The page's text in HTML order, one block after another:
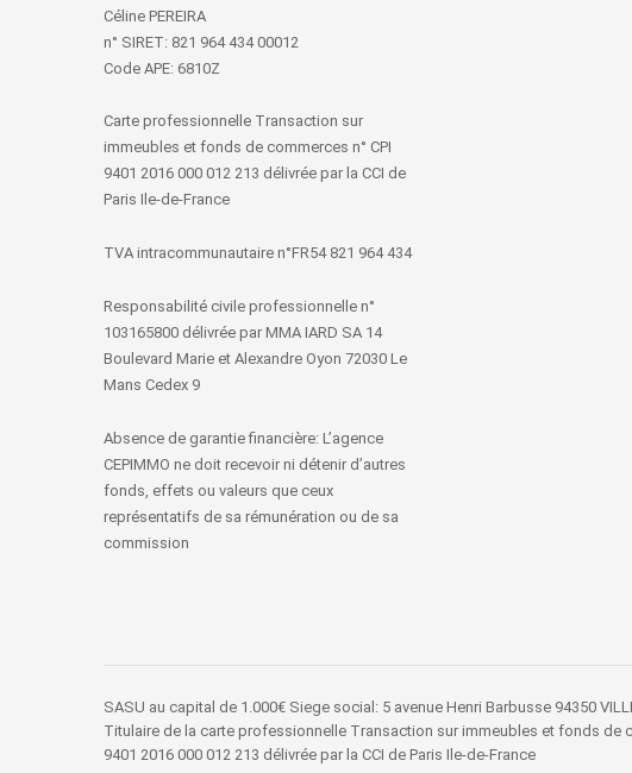
Céline PEREIRA
n° SIRET: 821 964 434 00012
Code APE: 6810Z
Carte professionnelle Transaction sur
immeubles et fonds de commerces n° CPI
9401 2016 000 012 213 délivrée par la CCI de
Paris Ile-de-France
TVA intracommunautaire n°FR54 821 964 434
Responsabilité civile professionnelle n°
103165800 délivrée par MMA IARD SA 14
Boulevard Marie et Alexandre Oyon 72030 Le
Mans Cedex 9
Absence de garantie financière: L’agence
CEPIMMO ne doit recevoir ni détenir d’autres
fonds, effets ou valeurs que ceux
représentatifs de sa rémunération ou de sa
commission
SASU au capital de 1.000€ Siege social: 5 avenue Henri Barbusse 94350
Titulaire de la carte professionnelle Transaction sur immeubles et fonds de
9401 2016 000 012 213 délivrée par la CCI de Paris Ile-de-France